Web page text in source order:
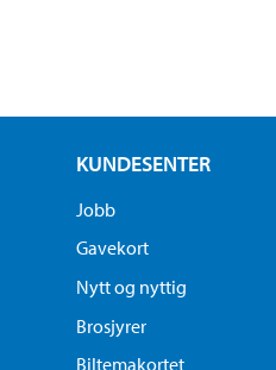
KUNDESENTER
Jobb
Gavekort
Nytt og nyttig
Brosjyrer
Biltemakortet